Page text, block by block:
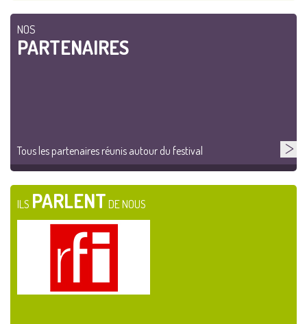
NOS
PARTENAIRES
Tous les partenaires réunis autour du festival
ILS PARLENT DE NOUS